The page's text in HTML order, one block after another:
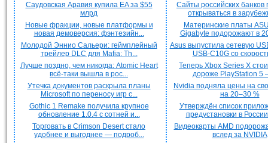
Саудовская Аравия купила EA за $55
млрд
Новые фракции, новые платформы и
новая демоверсия: фэнтезийн...
Молодой Эннио Сальери: геймплейный
трейлер DLC для Mafia: Th...
Лучше поздно, чем никогда: Atomic Heart
всё-таки вышла в рос...
Утечка документов раскрыла планы
Microsoft по переносу игр с...
Gothic 1 Remake получила крупное
обновление 1.0.4 с сотней и...
Торговать в Crimson Desert стало
удобнее и выгоднее — подроб...
Сайты российских банков
открываться в
Материнские платы
Gigabyte подорожают в
Asus выпустила сетевую
USB-C10G со
Теперь Xbox Series X
дороже PlayStation 5
Nvidia подняла цены на
на 20–30 %
Утверждён список
предустановки в
Видеокарты AMD
вслед за NVIDIA